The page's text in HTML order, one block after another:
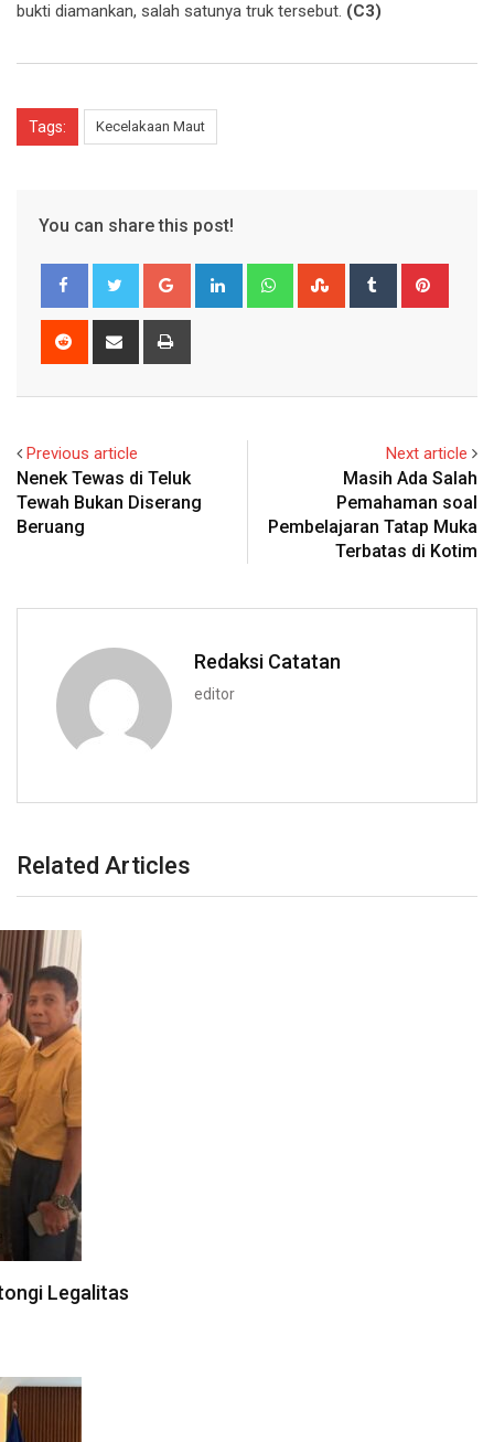
bukti diamankan, salah satunya truk tersebut. (C3)
Tags: Kecelakaan Maut
You can share this post!
Google+ LinkedIn WhatsappStumbleUpon
Tumblr
Reddit
Share
Previous article
Nenek Tewas di Teluk
Tewah Bukan Diserang
Beruang
Next article
Masih Ada Salah
Pemahaman soal
Pembelajaran Tatap Muka
Terbatas di Kotim
Redaksi Catatan
editor
Related Articles